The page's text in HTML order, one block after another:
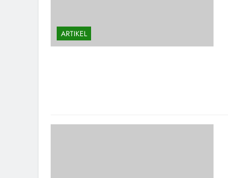
ARTIKEL